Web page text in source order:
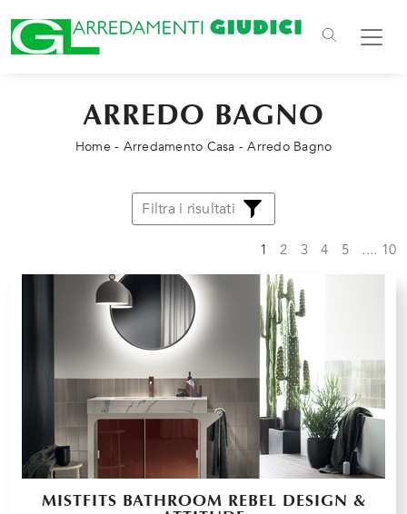
ARREDO BAGNO
Home - Arredamento Casa -Arredo Bagno
Filtra i risultati
1 2 3 4 5 .... 10
MISTFITS BATHROOM REBEL DESIGN &